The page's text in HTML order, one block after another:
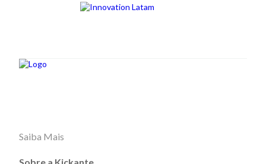
Saiba Mais
Sobre a Kickante